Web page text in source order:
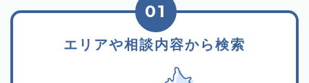
エリアや相談内容から検索
01